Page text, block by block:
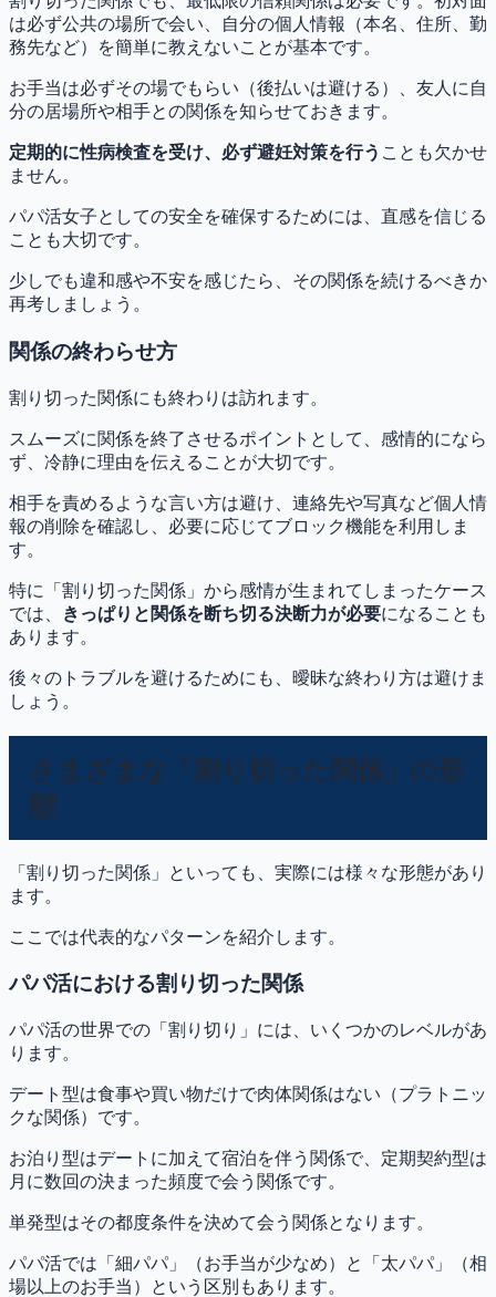
は必ず公共の場所で会い、自分の個人情報（本名、住所、勤
務先など）を簡単に教えないことが基本です。
お手当は必ずその場でもらい（後払いは避ける）、友人に自
分の居場所や相手との関係を知らせておきます。
定期的に性病検査を受け、必ず避妊対策を行う ことも欠かせ
ません。
パパ活女子としての安全を確保するためには、直感を信じる
ことも大切です。
少しでも違和感や不安を感じたら、その関係を続けるべきか
再考しましょう。
関係の終わらせ方
割り切った関係にも終わりは訪れます。
スムーズに関係を終了させるポイントとして、感情的になら
ず、冷静に理由を伝えることが大切です。
相手を責めるような言い方は避け、連絡先や写真など個人情
報の削除を確認し、必要に応じてブロック機能を利用しま
す。
特に「割り切った関係」から感情が生まれてしまったケース
では、
きっぱりと関係を断ち切る決断力が必要になることも
あります。
後々のトラブルを避けるためにも、曖昧な終わり方は避けま
しょう。
さまざまな「割り切った関係」の形
態
「割り切った関係」といっても、実際には様々な形態があり
ます。
ここでは代表的なパターンを紹介します。
パパ活における割り切った関係
パパ活の世界での「割り切り」には、いくつかのレベルがあ
ります。
デート型は食事や買い物だけで肉体関係はない（プラトニッ
クな関係）です。
お泊り型はデートに加えて宿泊を伴う関係で、定期契約型は
月に数回の決まった頻度で会う関係です。
単発型はその都度条件を決めて会う関係となります。
パパ活では「細パパ」（お手当が少なめ）と「太パパ」（相
場以上のお手当）という区別もあります。